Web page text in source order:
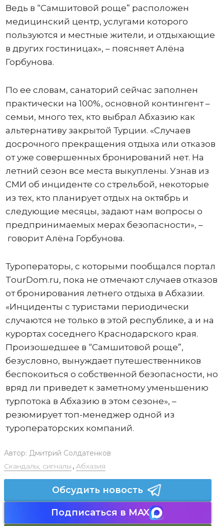
Ведь в “Самшитовой роще” расположен
медицинский центр, услугами которого
пользуются и местные жители, и отдыхающие
в других гостиницах», – поясняет Алёна
Горбунова.
По ее словам, санаторий сейчас заполнен
практически на 100%, основной контингент –
семьи, много тех, кто выбрал Абхазию как
альтернативу закрытой Турции. «Случаев
досрочного прекращения отдыха или отказов
от уже совершенных бронирований нет. На
летний сезон все места выкуплены. Узнав из
СМИ об инциденте со стрельбой, некоторые
из тех, кто планирует отдых на октябрь и
следующие месяцы, задают нам вопросы о
предпринимаемых мерах безопасности», –
говорит Алёна Горбунова.
Туроператоры, с которыми пообщался портал
TourDom.ru, пока не отмечают случаев отказов
от бронирования летнего отдыха в Абхазии.
«Инциденты с туристами периодически
случаются не только в этой республике, а и на
курортах соседнего Краснодарского края.
Произошедшее в “Самшитовой роще”,
безусловно, вынуждает путешественников
беспокоиться о собственной безопасности, но
вряд ли приведет к заметному уменьшению
турпотока в Абхазию в этом сезоне», –
резюмирует топ-менеджер одной из
туроператорских компаний.
Автор: Дмитрий Солдатенков
Скандалы, сигналы , Абхазия
Обсудить новость
Подписаться в MAX